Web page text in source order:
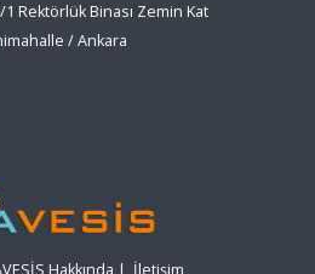
Rektörlük Binası Zemin Kat
/ Ankara
Hakkında | İletişim